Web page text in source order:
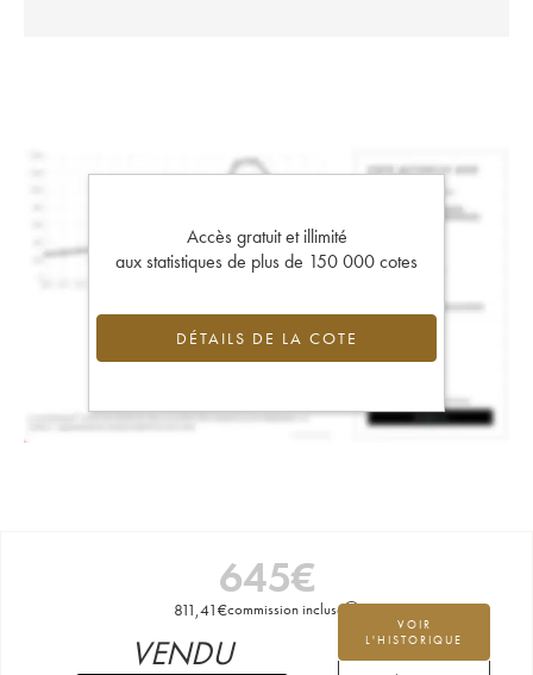
Accès gratuit et illimité
aux statistiques de plus de 150 000 cotes
DÉTAILS DE LA COTE
645€
811,41€commission incluse
VOIR
L'HISTORIQUE
VENDU